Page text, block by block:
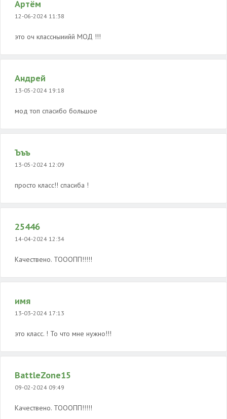
Артём
12-06-2024 11:38
это оч классныиийй МОД !!!
Андрей
13-05-2024 19:18
мод топ спасибо большое
Ъъъ
13-05-2024 12:09
просто класс!! спасиба !
25446
14-04-2024 12:34
Качествено. ТОООПП!!!!!
имя
13-03-2024 17:13
это класс. ! То что мне нужно!!!
BattleZone15
09-02-2024 09:49
Качествено. ТОООПП!!!!!